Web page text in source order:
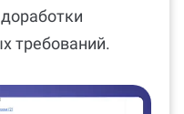
требований.